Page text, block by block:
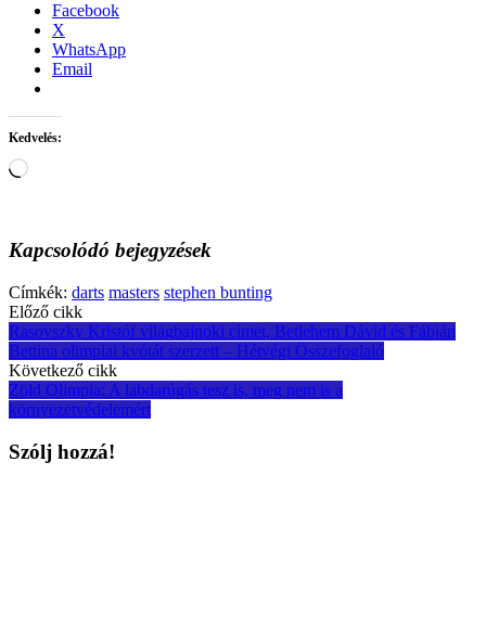
Facebook
X
WhatsApp
Email
Kedvelés:
Loading…
Kapcsolódó bejegyzések
Címkék: darts masters stephen bunting
Post
navigation
Előző cikk
Rasovszky Kristóf világbajnoki címet, Betlehem Dávid és Fábián
Bettina olimpiai kvótát szerzett – Hétvégi Összefoglaló
Következő cikk
Zöld Olimpia: A labdarúgás tesz is, meg nem is a
környezetvédelemért
Szólj hozzá!